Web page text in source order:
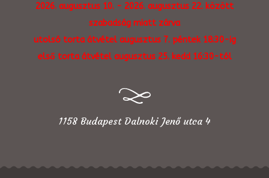
2026. augusztus 10. - 2026. augusztus 22. között
szabadság miatt zárva
utolsó torta átvétel augusztus 7. péntek 18:30-ig
első torta átvétel augusztus 25. kedd 16:30-tól
1158 Budapest Dalnoki Jenő utca 4